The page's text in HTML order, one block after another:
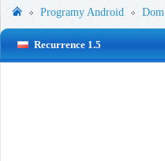
ProgramyAndroid Dom
Recurrence 1.5